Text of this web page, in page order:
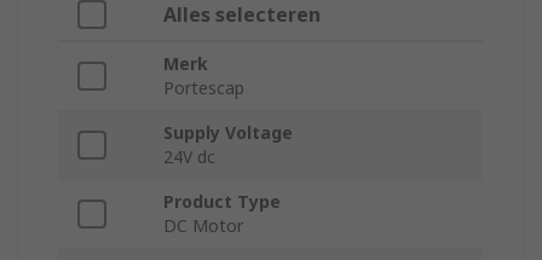
Alles selecteren
Merk
Portescap
Supply Voltage
24V dc
Product Type
DC Motor